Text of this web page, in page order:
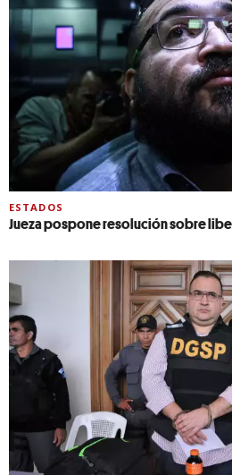
ESTADOS
Jueza pospone resolución sobre